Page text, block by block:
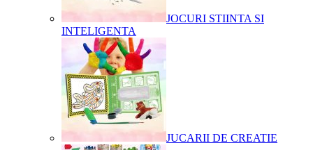
JOCURI STIINTA SI
INTELIGENTA
JUCARII DE CREATIE